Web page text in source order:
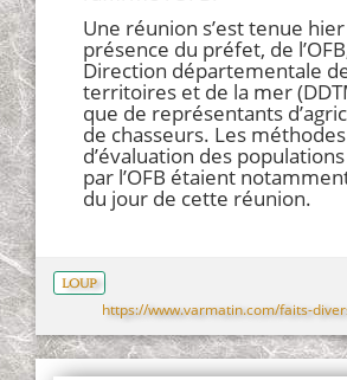
Une réunion s’est tenue
présence du préfet, de
Direction départementale
territoires et de la mer
que de représentants
de chasseurs. Les méthodes
d’évaluation des
par l’OFB étaient
du jour de cette réunion.
loup